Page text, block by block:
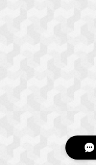
カッコウの許嫁